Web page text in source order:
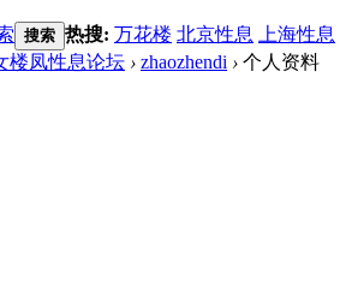
搜索 热搜: 万花楼 北京性息 上海性息
楼凤性息论坛 › zhaozhendi › 个人资料